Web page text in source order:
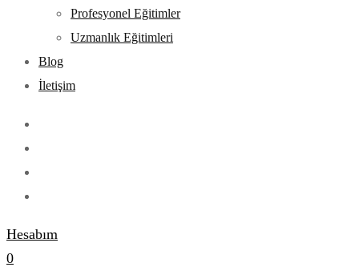
Profesyonel Eğitimler
Uzmanlık Eğitimleri
Blog
İletişim
Hesabım
0